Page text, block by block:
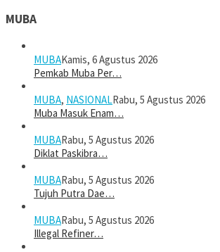
MUBA
MUBAKamis, 6 Agustus 2026
Pemkab Muba Per…
MUBA, NASIONALRabu, 5 Agustus 2026
Muba Masuk Enam…
MUBARabu, 5 Agustus 2026
Diklat Paskibra…
MUBARabu, 5 Agustus 2026
Tujuh Putra Dae…
MUBARabu, 5 Agustus 2026
Illegal Refiner…